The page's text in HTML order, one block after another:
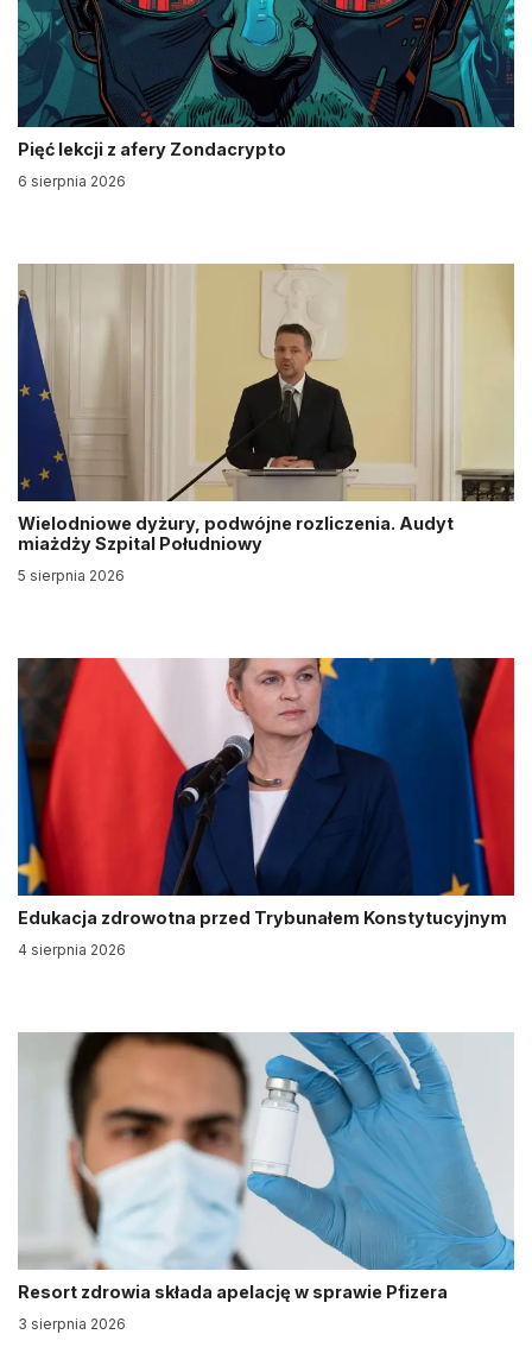
Pięć lekcji z afery Zondacrypto
6 sierpnia 2026
Wielodniowe dyżury, podwójne rozliczenia. Audyt
miażdży Szpital Południowy
5 sierpnia 2026
Edukacja zdrowotna przed Trybunałem Konstytucyjnym
4 sierpnia 2026
Resort zdrowia składa apelację w sprawie Pfizera
3 sierpnia 2026